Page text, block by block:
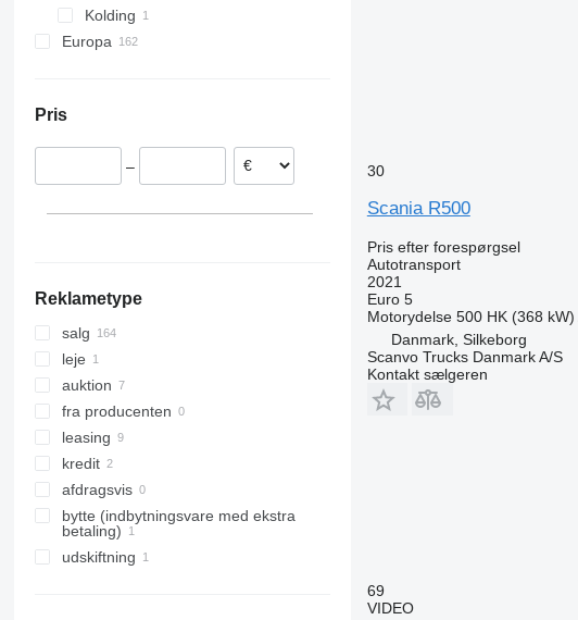
Kolding
Europa
Tyskland
Ungarn
Pris
–
Reklametype
salg
leje
auktion
fra producenten
leasing
kredit
afdragsvis
bytte (indbytningsvare med ekstra
betaling)
udskiftning
30
Scania R500
Pris efter forespørgsel
Autotransport
2021
Euro 5
Motorydelse 500 HK (368 kW)
Danmark, Silkeborg
Scanvo Trucks Danmark A/S
Kontakt sælgeren
69
VIDEO